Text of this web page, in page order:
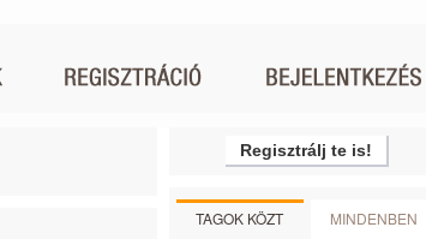
Regisztrálj te is!
TAGOK KÖZT MINDENBEN